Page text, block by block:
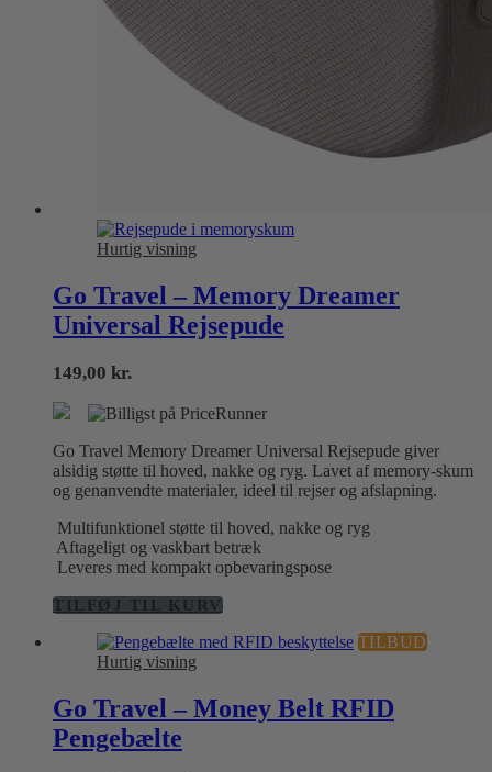
Hurtig visning
Go Travel – Memory Dreamer
Universal Rejsepude
149,00 kr.
Go Travel Memory Dreamer Universal Rejsepude giver
alsidig støtte til hoved, nakke og ryg. Lavet af memory-skum
og genanvendte materialer, ideel til rejser og afslapning.
Multifunktionel støtte til hoved, nakke og ryg
Aftageligt og vaskbart betræk
Leveres med kompakt opbevaringspose
TILFØJ TIL KURV
TILBUD
Hurtig visning
Go Travel – Money Belt RFID
Pengebælte